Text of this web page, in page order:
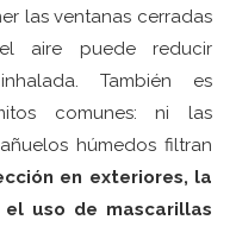
las ventanas cerradas
aire puede reducir
También es
comunes: ni las
húmedos filtran
en exteriores, la
el uso de mascarillas